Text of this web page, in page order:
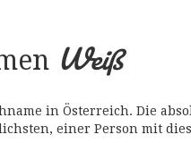
Weiß
in Österreich. Die
einer Person mit